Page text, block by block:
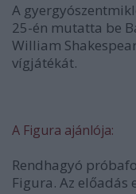
A
25-én mutatta be
William
vígjátékát.
A Figura ajánlója:
Rendhagyó
Figura. Az előadás